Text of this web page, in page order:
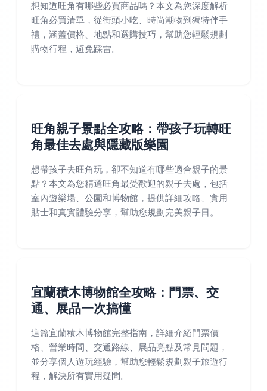
想知道旺角有哪些必買商品嗎？本文為您深度解析
旺角必買清單，從街頭小吃、時尚潮物到獨特伴手
禮，涵蓋價格、地點和選購技巧，幫助您輕鬆規劃
購物行程，避免踩雷。
旺角親子景點全攻略：帶孩子玩轉旺
角最佳去處與隱藏版樂園
想帶孩子去旺角玩，卻不知道有哪些適合親子的景
點？本文為您精選旺角最受歡迎的親子去處，包括
室內遊樂場、公園和博物館，提供詳細攻略、實用
貼士和真實體驗分享，幫助您規劃完美親子日。
宜蘭積木博物館全攻略：門票、交
通、展品一次搞懂
這篇宜蘭積木博物館完整指南，詳細介紹門票價
格、營業時間、交通路線、展品亮點及常見問題，
並分享個人遊玩經驗，幫助您輕鬆規劃親子旅遊行
程，解決所有實用疑問。